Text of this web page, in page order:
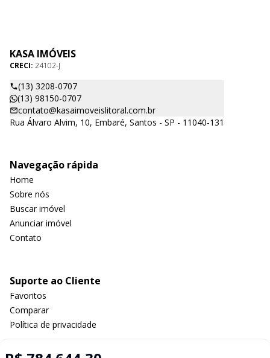
KASA IMÓVEIS
CRECI: 24102-J
(13) 3208-0707
(13) 98150-0707
contato@kasaimoveislitoral.com.br
Rua Álvaro Alvim, 10, Embaré, Santos - SP - 11040-131
Navegação rápida
Home
Sobre nós
Buscar imóvel
Anunciar imóvel
Contato
Suporte ao Cliente
Favoritos
Comparar
Política de privacidade